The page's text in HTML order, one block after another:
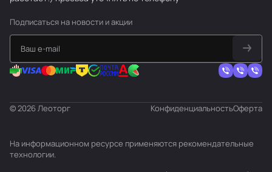
Подписаться на новости и акции
© 2026 Леоторг КонфиденциальностьОферта
На информационном ресурсе применяются рекомендательные
технологии.